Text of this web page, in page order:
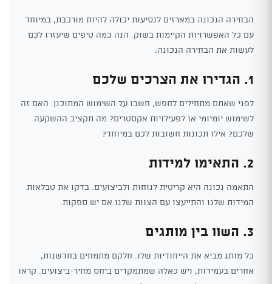
הבחירה הנכונה במארזים לנסיעות יכולה להיות מורכבת, במיוחד
עם כל האפשרויות הקיימות בשוק. הנה כמה טיפים שיעזרו לכם
לעשות את הבחירה הנכונה:
1. הגדירו את הצרכים שלכם
לפני שאתם מתחילים לחפש, חשבו על השימוש המתוכנן. האם זה
לשימוש יומיומי או לפעילויות אקסטרים? מה תקציב ההשקעה
שלכם? אילו תכונות חשובות לכם במיוחד?
2. התאימו למידות
התאמה נכונה היא קריטית לנוחות ולביצועים. בדקו את טבלאות
המידות שלנו והתייעצו עם הצוות שלנו אם יש ספקות.
3. השוו בין מותגים
כל מותג מביא את הייחודיות שלו. חלקם מתמחים בחדשנות,
אחרים בעמידות, ויש כאלה שמתמקדים ביחס מחיר-ביצועים. קראו